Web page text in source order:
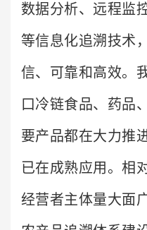
数据分析、远程监
等信息化追溯技术
信、可靠和高效。
口冷链食品、药品
要产品都在大力推
已在成熟应用。相
经营者主体量大面